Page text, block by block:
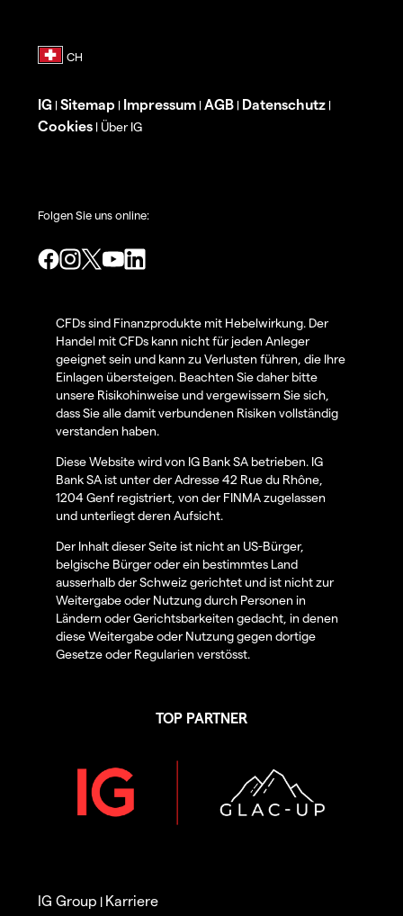
IG | Sitemap | Impressum | AGB | Datenschutz |
Cookies | Über IG
Folgen Sie uns online:
CFDs sind Finanzprodukte mit Hebelwirkung. Der
Handel mit CFDs kann nicht für jeden Anleger
geeignet sein und kann zu Verlusten führen, die Ihre
Einlagen übersteigen. Beachten Sie daher bitte
unsere Risikohinweise und vergewissern Sie sich,
dass Sie alle damit verbundenen Risiken vollständig
verstanden haben.
Diese Website wird von IG Bank SA betrieben. IG
Bank SA ist unter der Adresse 42 Rue du Rhône,
1204 Genf registriert, von der FINMA zugelassen
und unterliegt deren Aufsicht.
Der Inhalt dieser Seite ist nicht an US-Bürger,
belgische Bürger oder ein bestimmtes Land
ausserhalb der Schweiz gerichtet und ist nicht zur
Weitergabe oder Nutzung durch Personen in
Ländern oder Gerichtsbarkeiten gedacht, in denen
diese Weitergabe oder Nutzung gegen dortige
Gesetze oder Regularien verstösst.
TOP PARTNER
IG Group | Karriere